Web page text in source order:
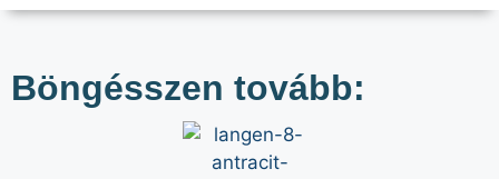
Böngésszen tovább: